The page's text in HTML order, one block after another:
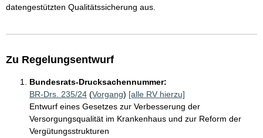
datengestützten Qualitätssicherung aus.
Zu Regelungsentwurf
Bundesrats-Drucksachennummer:
BR-Drs. 235/24 (Vorgang) [alle RV hierzu]
Entwurf eines Gesetzes zur Verbesserung der
Versorgungsqualität im Krankenhaus und zur Reform der
Vergütungsstrukturen